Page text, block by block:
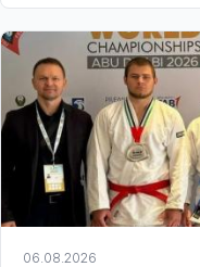
06.08.2026